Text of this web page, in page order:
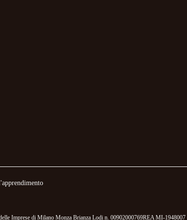
Imprese di Milano Monza Brianza Lodi n. 00902000769REA MI-1948007